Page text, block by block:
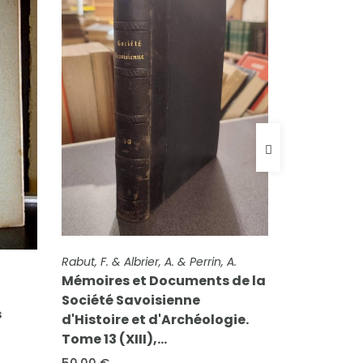
de la
Mémoires et Documents de la
Société Savoisienne
d'Histoire et d'Archéologie.
Tome 9 (IX), 1865
50,00 €